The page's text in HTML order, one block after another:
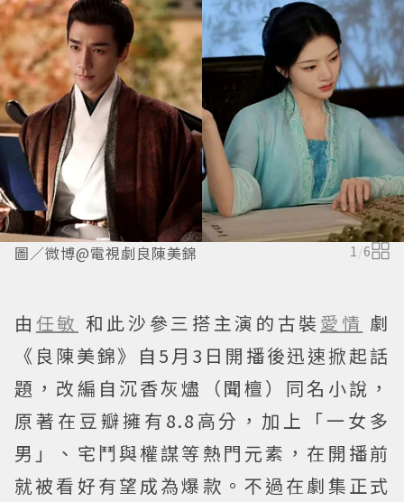
圖／微博@電視劇良陳美錦 1/6
由 任敏 和此沙參三搭主演的古裝 愛情 劇
《良陳美錦》自5月3日開播後迅速掀起話
題，改編自沉香灰燼（聞檀）同名小說，
原著在豆瓣擁有8.8高分，加上「一女多
男」、宅鬥與權謀等熱門元素，在開播前
就被看好有望成為爆款。不過在劇集正式